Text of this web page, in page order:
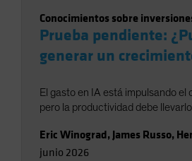
Conocimientos sobre
Prueba pendiente:
generar un
El gasto en IA está impulsando el
pero la productividad debe
Eric Winograd,James Russo,
junio 2026